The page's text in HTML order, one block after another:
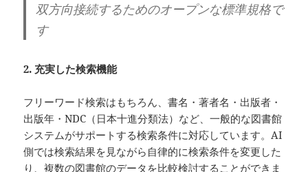
双方向接続するためのオープンな標準規格で
す
2. 充実した検索機能
フリーワード検索はもちろん、書名・著者名・出版者・
出版年・NDC（日本十進分類法）など、一般的な図書館
システムがサポートする検索条件に対応しています。AI
側では検索結果を見ながら自律的に検索条件を変更した
り、複数の図書館のデータを比較検討することができま